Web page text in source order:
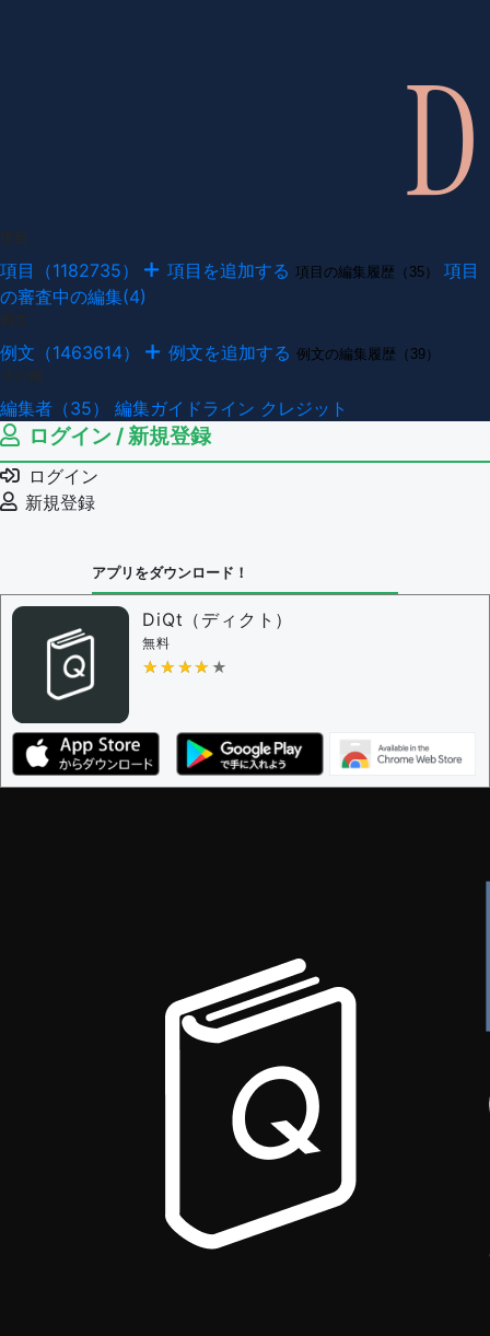
項目（1182735） 項目を追加する 項目の編集履歴（35）
項目
の審査中の編集(4)
例文（1463614） 例文を追加する 例文の編集履歴（39）
編集者（35） 編集ガイドライン クレジット
ログイン / 新規登録
ログイン
新規登録
アプリをダウンロード！
DiQt（ディクト）
無料
★★★★★
★★★★★